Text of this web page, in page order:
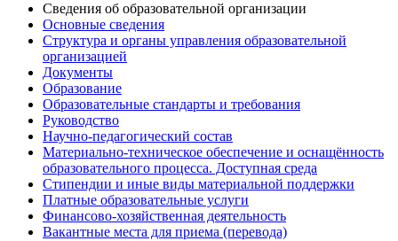
Сведения об образовательной организации
Основные сведения
Структура и органы управления образовательной
организацией
Документы
Образование
Образовательные стандарты и требования
Руководство
Научно-педагогический состав
Материально-техническое обеспечение и оснащённость
образовательного процесса. Доступная среда
Стипендии и иные виды материальной поддержки
Платные образовательные услуги
Финансово-хозяйственная деятельность
Вакантные места для приема (перевода)